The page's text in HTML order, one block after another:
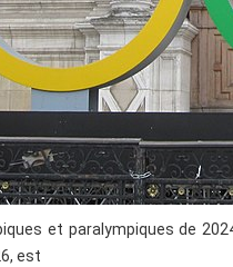
et paralympiques de
est